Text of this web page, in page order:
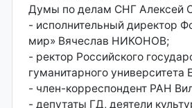
Думы по делам СНГ
- исполнительный директор
мир» Вячеслав НИКОНОВ;
- ректор Российского
гуманитарного
- член-корреспондент РАН
- депутаты ГД, деятели